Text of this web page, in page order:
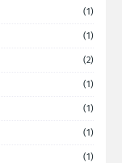
(1)
(1)
(2)
(1)
(1)
(1)
(1)